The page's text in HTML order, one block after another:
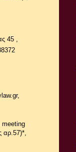
45 ,
meeting
αρ.57)*,